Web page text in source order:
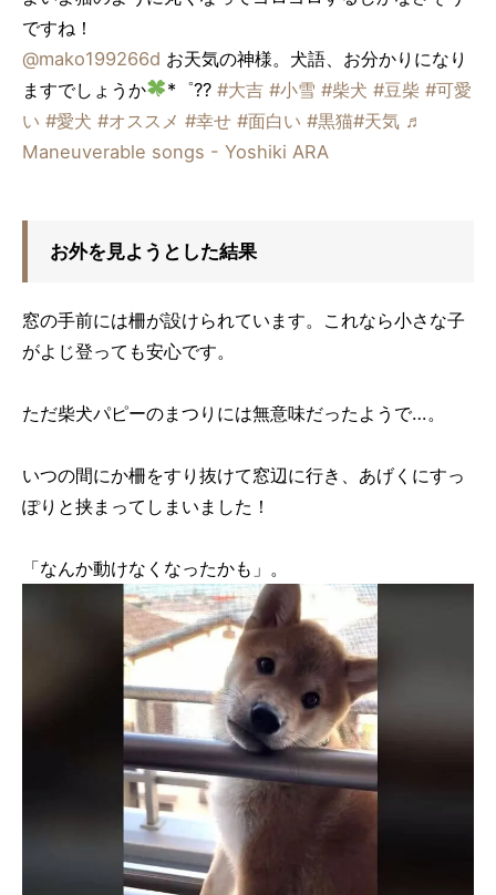
ですね！
@mako199266d お天気の神様。犬語、お分かりになり
ますでしょうか
*゜?? #大吉 #小雪 #柴犬 #豆柴 #可愛
い #愛犬 #オススメ #幸せ #面白い #黒猫#天気 ♬
Maneuverable songs - Yoshiki ARA
お外を見ようとした結果
窓の手前には柵が設けられています。これなら小さな子
がよじ登っても安心です。
ただ柴犬パピーのまつりには無意味だったようで…。
いつの間にか柵をすり抜けて窓辺に行き、あげくにすっ
ぽりと挟まってしまいました！
「なんか動けなくなったかも」。